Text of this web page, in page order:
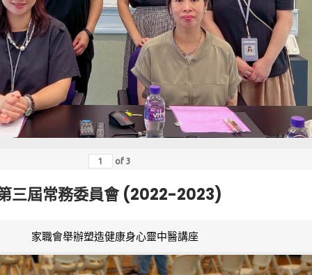
of 3
三屆常務委員會 (2022-2023)
家職會舉辦塑造健康身心靈中醫講座